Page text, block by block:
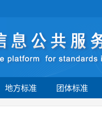
地方标准 团体标准